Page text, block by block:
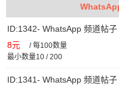
ID:1342- WhatsApp 频道帖
8元 /每100数量
最小数量10 / 200
ID:1341- WhatsApp 频道帖